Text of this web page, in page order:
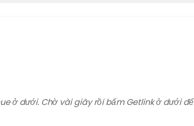
ở dưới. Chờ vài giây rồi bấm Getlink ở dưới để